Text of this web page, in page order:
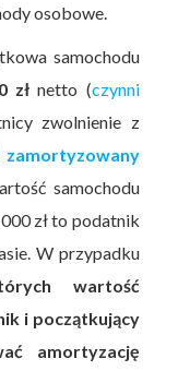
osobowe.
samochodu
zł netto (czynni
zwolnienie z
zamortyzowany
samochodu
zł to podatnik
W przypadku
wartość
i początkujący
amortyzację